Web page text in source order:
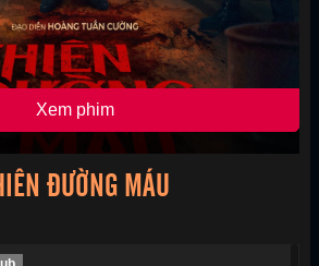
Xem phim
ĐƯỜNG MÁU